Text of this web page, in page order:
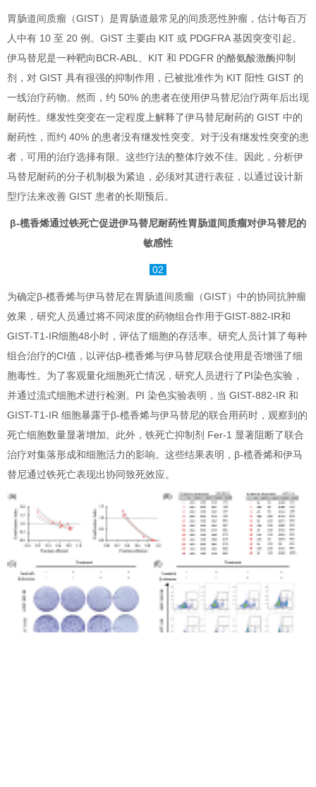
胃肠道间质瘤（GIST）是胃肠道最常见的间质恶性肿瘤，估计每百万
人中有 10 至 20 例。GIST 主要由 KIT 或 PDGFRA 基因突变引起。
伊马替尼是一种靶向BCR-ABL、KIT 和 PDGFR 的酪氨酸激酶抑制
剂，对 GIST 具有很强的抑制作用，已被批准作为 KIT 阳性 GIST 的
一线治疗药物。然而，约 50% 的患者在使用伊马替尼治疗两年后出现
耐药性。继发性突变在一定程度上解释了伊马替尼耐药的 GIST 中的
耐药性，而约 40% 的患者没有继发性突变。对于没有继发性突变的患
者，可用的治疗选择有限。这些疗法的整体疗效不佳。因此，分析伊
马替尼耐药的分子机制极为紧迫，必须对其进行表征，以通过设计新
型疗法来改善 GIST 患者的长期预后。
β-榄香烯通过铁死亡促进伊马替尼耐药性胃肠道间质瘤对伊马替尼的
敏感性
02
为确定β-榄香烯与伊马替尼在胃肠道间质瘤（GIST）中的协同抗肿瘤
效果，研究人员通过将不同浓度的药物组合作用于GIST-882-IR和
GIST-T1-IR细胞48小时，评估了细胞的存活率。研究人员计算了每种
组合治疗的CI值，以评估β-榄香烯与伊马替尼联合使用是否增强了细
胞毒性。为了客观量化细胞死亡情况，研究人员进行了PI染色实验，
并通过流式细胞术进行检测。PI 染色实验表明，当 GIST-882-IR 和
GIST-T1-IR 细胞暴露于β-榄香烯与伊马替尼的联合用药时，观察到的
死亡细胞数量显著增加。此外，铁死亡抑制剂 Fer-1 显著阻断了联合
治疗对集落形成和细胞活力的影响。这些结果表明，β-榄香烯和伊马
替尼通过铁死亡表现出协同致死效应。